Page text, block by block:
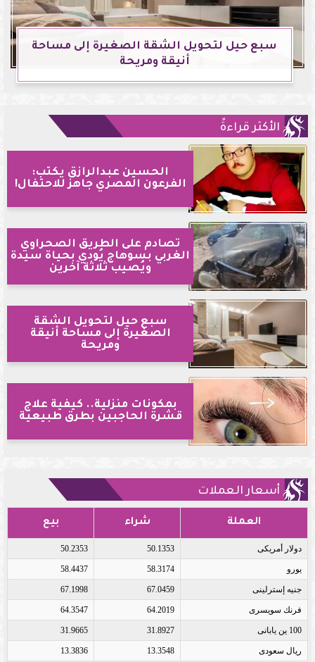
سبع حيل لتحويل الشقة الصغيرة إلى مساحة
أنيقة ومريحة
الأكثر قراءةً
الحسين عبدالرازق يكتب:
الفرعون المصري جاهز للاحتفال!
تصادم على الطريق الصحراوي
الغربي بسوهاج يُودي بحياة سيدة
ويُصيب ثلاثة آخرين
سبع حيل لتحويل الشقة
الصغيرة إلى مساحة أنيقة
ومريحة
بمكونات منزلية.. كيفية علاج
قشرة الحاجبين بطرق طبيعية
أسعار العملات
العملة شراء بيع
دولار أمريكى 50.1353
50.2353
يورو 58.3174
58.4437
جنيه إسترلينى 67.0459
67.1998
فرنك سويسرى 64.2019
64.3547
100 ين يابانى 31.8927
31.9665
ريال سعودى 13.3548
13.3836